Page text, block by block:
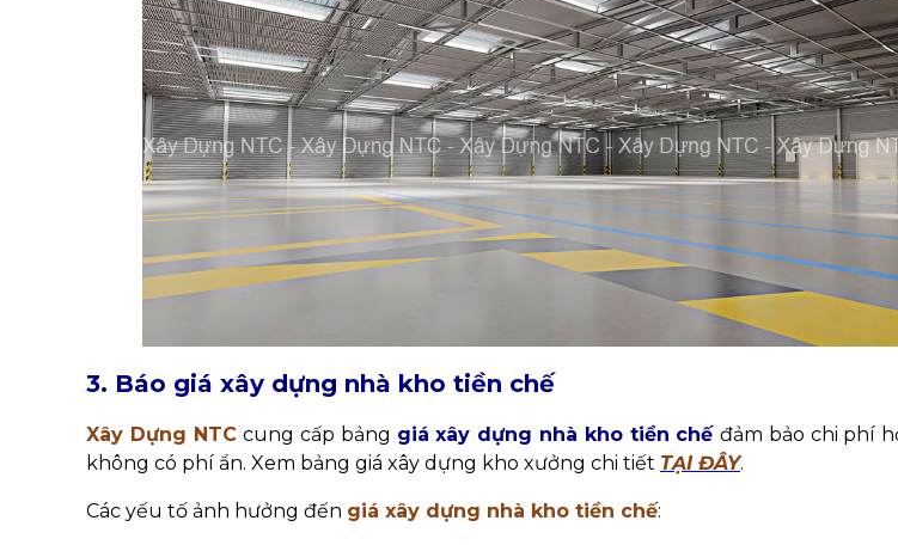
3. Báo giá xây dựng nhà kho tiền chế
Xây Dựng NTC cung cấp bảng giá xây dựng nhà kho tiền chế đảm bảo chi phí
không có phí ẩn. Xem bảng giá xây dựng kho xưởng chi tiết TẠI ĐÂY.
Các yếu tố ảnh hưởng đến giá xây dựng nhà kho tiền chế: